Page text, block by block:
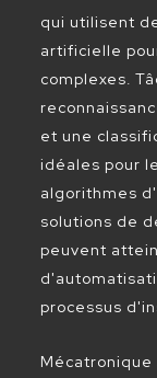
qui utilisent
artificielle
complexes.
et une
idéales pour
algorithmes
solutions de
peuvent
processus